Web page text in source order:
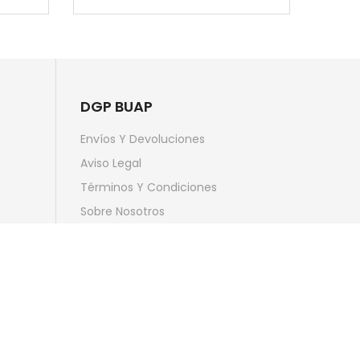
DGP BUAP
Envíos Y Devoluciones
Aviso Legal
Términos Y Condiciones
Sobre Nosotros